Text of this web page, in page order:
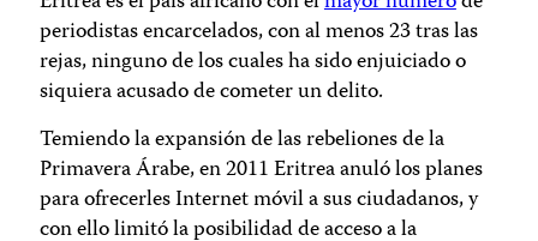
periodistas encarcelados, con al menos 23 tras las
rejas, ninguno de los cuales ha sido enjuiciado o
siquiera acusado de cometer un delito.
Temiendo la expansión de las rebeliones de la
Primavera Árabe, en 2011 Eritrea anuló los planes
para ofrecerles Internet móvil a sus ciudadanos, y
con ello limitó la posibilidad de acceso a la